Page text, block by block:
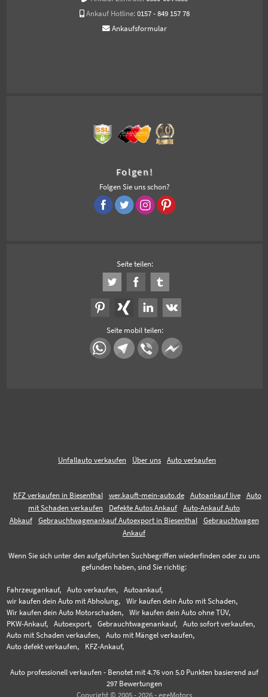
Ankauf Hotline: 0157 - 849 157 78
Ankaufsformular
Folgen!
Folgen Sie uns schon?
Seite teilen:
Seite mobil teilen:
Unfallauto verkaufen Über uns Auto verkaufen
KFZ verkaufen in Biesenthal wer.kauft-mein-auto.de Autoankauf live
Auto
mit Schaden verkaufen
Defekte Autos Ankauf
Auto-Ankauf Auto
Abkauf
Gebrauchtwagenankauf Autoexport in Biesenthal
Gebrauchtwagen
Ankauf
Wenn Sie sich unter den aufgeführten Suchbegriffen wiederfinden oder zu uns
gefunden haben, sind Sie richtig:
Fahrzeugankauf, Auto verkaufen,
Autoankauf,
wir kaufen dein Auto mit Abholung,
Wir kaufen dein Auto mit Schaden,
Wir kaufen dein Auto Motorschaden,
Wir kaufen dein Auto ohne TÜV,
PKW-Ankauf,
Autoexport, Gebrauchtwagenankauf,
Auto sofort verkaufen,
Auto mit Schaden verkaufen,
Auto mit Mängel verkaufen,
Auto defekt verkaufen,
KFZ-Ankauf,
Auto professionell verkaufen- Benotet mit 4.76von 5.0 Punkten basierend auf
297Bewertungen
Copyright © 2005 - 2026 - egeMotors